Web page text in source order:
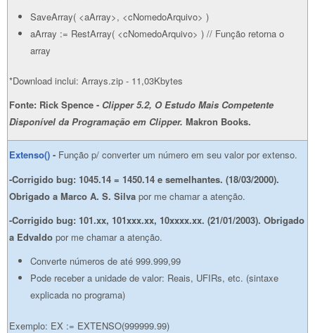
SaveArray( <aArray>, <cNomedoArquivo> )
aArray := RestArray( <cNomedoArquivo> ) // Função retorna o
array
*Download inclui: Arrays.zip - 11,03Kbytes
Fonte: Rick Spence - Clipper 5.2, O Estudo Mais Competente
Disponível da Programação em Clipper. Makron Books.
Extenso() - Função p/ converter um número em seu valor por extenso.
-Corrigido bug: 1045.14 = 1450.14 e semelhantes. (18/03/2000).
Obrigado a Marco A. S. Silva por me chamar a atenção.
-Corrigido bug: 101.xx, 101xxx.xx, 10xxxx.xx. (21/01/2003). Obrigado
a Edvaldo por me chamar a atenção.
Converte números de até 999.999,99
Pode receber a unidade de valor: Reais, UFIRs, etc. (sintaxe
explicada no programa)
Exemplo: EX := EXTENSO(999999.99)